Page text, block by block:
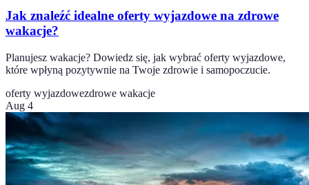
Jak znaleźć idealne oferty wyjazdowe na zdrowe
wakacje?
Planujesz wakacje? Dowiedz się, jak wybrać oferty wyjazdowe,
które wpłyną pozytywnie na Twoje zdrowie i samopoczucie.
oferty wyjazdowezdrowe wakacje
Aug 4